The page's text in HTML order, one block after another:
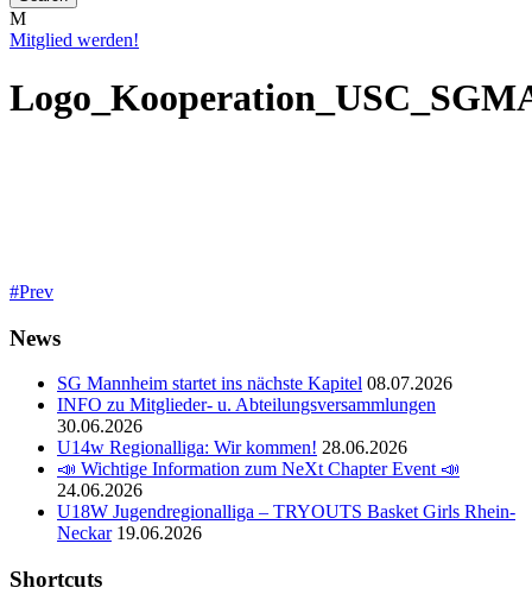
Mitglied werden!
Prev
News
SG Mannheim startet ins nächste Kapitel 08.07.2026
INFO zu Mitglieder- u. Abteilungsversammlungen
30.06.2026
U14w Regionalliga: Wir kommen! 28.06.2026
📣 Wichtige Information zum NeXt Chapter Event 📣
24.06.2026
U18W Jugendregionalliga – TRYOUTS Basket Girls Rhein-
Neckar 19.06.2026
Shortcuts